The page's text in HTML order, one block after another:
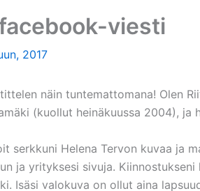
viesti
2017
näin tuntemattomana! Olen
(kuollut heinäkuussa 2004), ja
serkkuni Helena Tervon kuvaa ja
ja yrityksesi sivuja. Kiinnostukseni
Isäsi valokuva on ollut aina